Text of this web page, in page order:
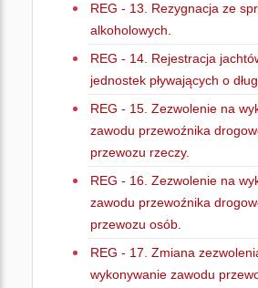
REG - 13. Rezygnacja ze
alkoholowych.
REG - 14. Rejestracja
jednostek pływających o
REG - 15. Zezwolenie na
zawodu przewoźnika
przewozu rzeczy.
REG - 16. Zezwolenie na
zawodu przewoźnika
przewozu osób.
REG - 17. Zmiana
wykonywanie zawodu